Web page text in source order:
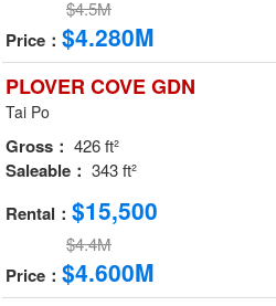
$4.5M
Price： $4.280M
PLOVER COVE GDN
Tai Po
Gross： 426 ft²
Saleable： 343 ft²
Rental： $15,500
$4.4M
Price： $4.600M